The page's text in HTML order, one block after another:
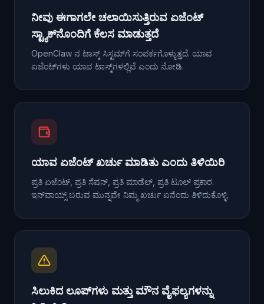
ನೀವು ಈಗಾಗಲೇ ಚಲಾಯಿಸುತ್ತಿರುವ ಏಜೆಂಟ್
ಸ್ಟ್ಯಾಕ್‌ನೊಂದಿಗೆ ಕೆಲಸ ಮಾಡುತ್ತದೆ
OpenClaw ನ ಟಾಸ್ಕ್ ಸಿಸ್ಟಮ್‌ಗೆ ಸಂಪರ್ಕಗೊಳ್ಳುತ್ತದೆ. ಯಾವ
ಏಜೆಂಟ್‌ಗಳು ಯಾವ ಟಾಸ್ಕ್‌ಗಳಲ್ಲಿವೆ ಎಂದು ನೋಡಿ.
ಯಾವ ಏಜೆಂಟ್ ಖರ್ಚು ಮಾಡಿತು ಎಂದು ತಿಳಿಯಿರಿ
ಪ್ರತಿ ಏಜೆಂಟ್, ಪ್ರತಿ ಸೆಷನ್, ಪ್ರತಿ ಮಾಡೆಲ್, ಪ್ರತಿ ಟೂಲ್ ಪ್ರಕಾರ.
ಇನ್‌ವಾಯ್ಸ್ ಬರುವ ಮುನ್ನವೇ ನಿಮ್ಮ ಖರ್ಚು ಏನೆಂದು ತಿಳಿದುಕೊಳ್ಳಿ.
ಸಿಲುಕಿದ ಲೂಪ್‌ಗಳು ಮತ್ತು ಮೌನ ವೈಫಲ್ಯಗಳನ್ನು